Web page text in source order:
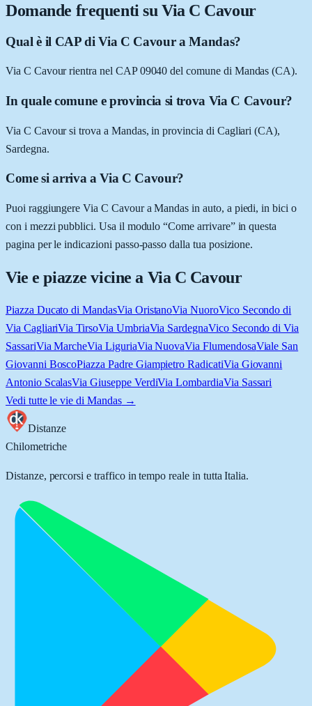
Domande frequenti su Via C Cavour
Qual è il CAP di Via C Cavour a Mandas?
Via C Cavour rientra nel CAP 09040 del comune di Mandas (CA).
In quale comune e provincia si trova Via C Cavour?
Via C Cavour si trova a Mandas, in provincia di Cagliari (CA),
Sardegna.
Come si arriva a Via C Cavour?
Puoi raggiungere Via C Cavour a Mandas in auto, a piedi, in bici o
con i mezzi pubblici. Usa il modulo “Come arrivare” in questa
pagina per le indicazioni passo-passo dalla tua posizione.
Vie e piazze vicine a Via C Cavour
Piazza Ducato di MandasVia OristanoVia NuoroVico Secondo di
Via CagliariVia TirsoVia UmbriaVia SardegnaVico Secondo di Via
SassariVia MarcheVia LiguriaVia NuovaVia FlumendosaViale San
Giovanni BoscoPiazza Padre Giampietro RadicatiVia Giovanni
Antonio ScalasVia Giuseppe VerdiVia LombardiaVia Sassari
Vedi tutte le vie di Mandas→
Distanze
Chilometriche
Distanze, percorsi e traffico in tempo reale in tutta Italia.